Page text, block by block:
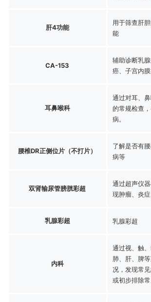
肝4功能
用于筛查肝
能
CA-153
辅助诊断乳
癌、子宫内
耳鼻喉科
通过对耳、
的常规检查
病。
腰椎DR正侧位片（不打片）
了解是否有
病等
双肾输尿管膀胱彩超
通过超声仪
现肿瘤、炎症
乳腺彩超 乳腺彩超
内科
通过视、触、
肺、肝、脾
况，发现常
或初步排除